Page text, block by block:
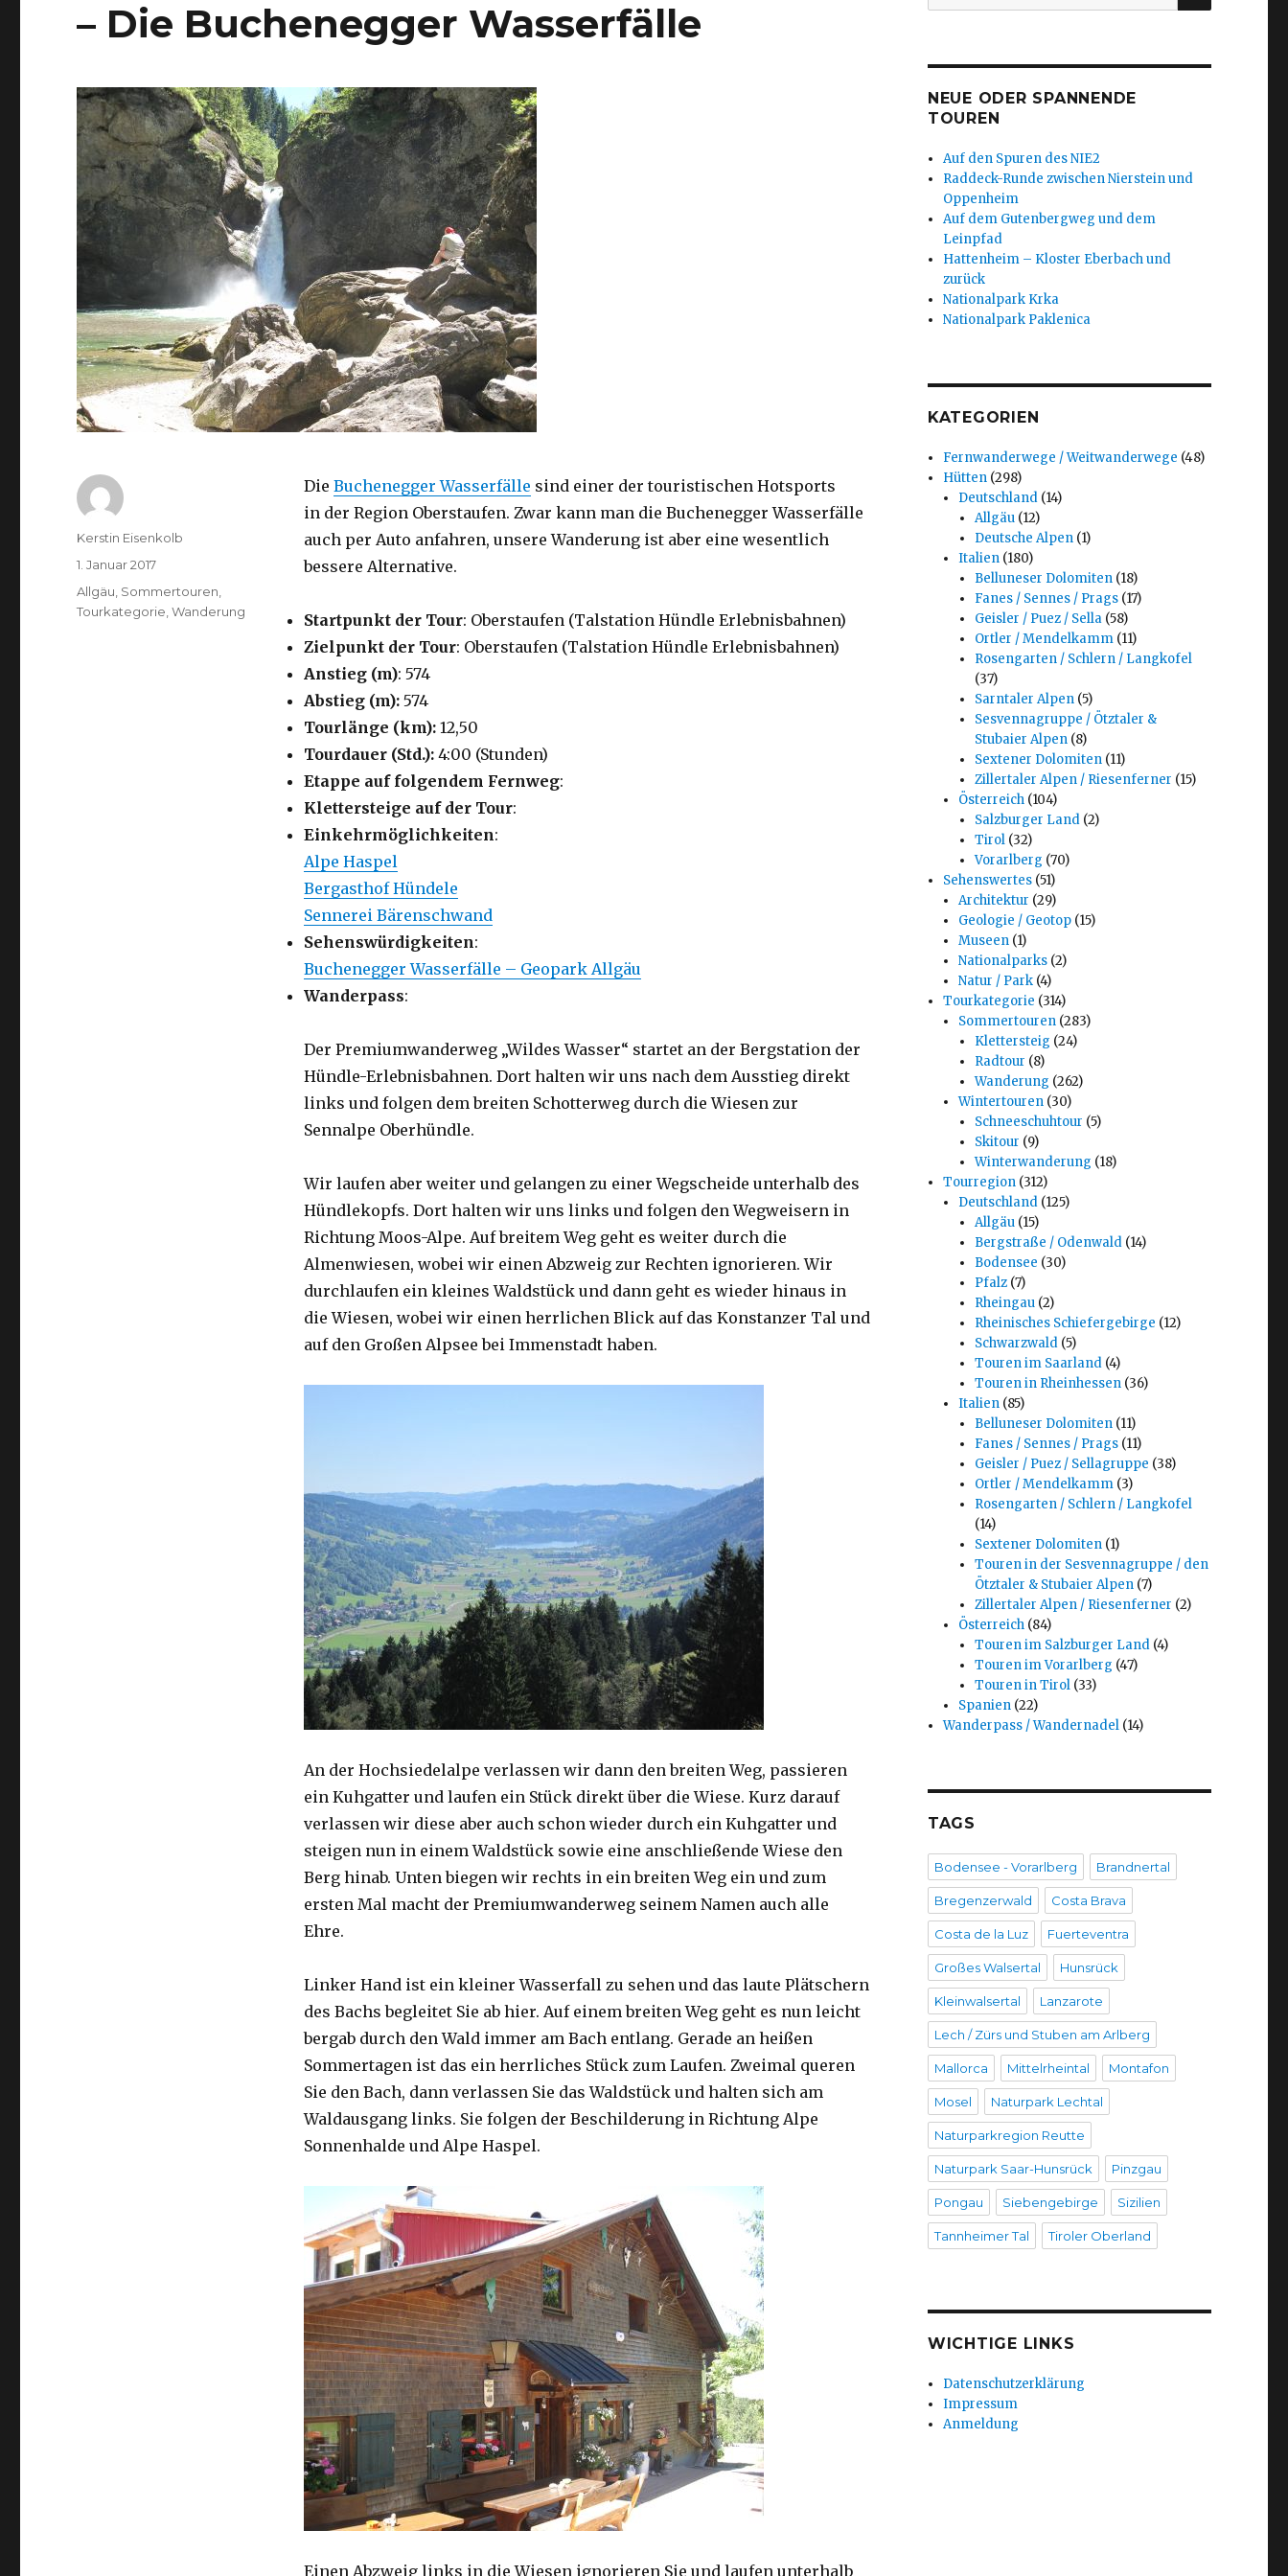
– Die Buchenegger Wasserfälle
Die Buchenegger Wasserfälle sind einer der touristischen Hotsports
in der Region Oberstaufen. Zwar kann man die Buchenegger Wasserfälle
auch per Auto anfahren, unsere Wanderung ist aber eine wesentlich
bessere Alternative.
Startpunkt der Tour: Oberstaufen (Talstation Hündle Erlebnisbahnen)
Zielpunkt der Tour: Oberstaufen (Talstation Hündle Erlebnisbahnen)
Anstieg (m): 574
Abstieg (m):574
Tourlänge (km): 12,50
Tourdauer (Std.):4:00 (Stunden)
Etappe auf folgendem Fernweg:
Klettersteige auf der Tour:
Einkehrmöglichkeiten:
Alpe Haspel
Bergasthof Hündele
Sennerei Bärenschwand
Sehenswürdigkeiten:
Buchenegger Wasserfälle – Geopark Allgäu
Wanderpass:
Der Premiumwanderweg „Wildes Wasser“ startet an der Bergstation der
Hündle-Erlebnisbahnen. Dort halten wir uns nach dem Ausstieg direkt
links und folgen dem breiten Schotterweg durch die Wiesen zur
Sennalpe Oberhündle.
Wir laufen aber weiter und gelangen zu einer Wegscheide unterhalb des
Hündlekopfs. Dort halten wir uns links und folgen den Wegweisern in
Richtung Moos-Alpe. Auf breitem Weg geht es weiter durch die
Almenwiesen, wobei wir einen Abzweig zur Rechten ignorieren. Wir
durchlaufen ein kleines Waldstück und dann geht es wieder hinaus in
die Wiesen, wobei wir einen herrlichen Blick auf das Konstanzer Tal und
auf den Großen Alpsee bei Immenstadt haben.
An der Hochsiedelalpe verlassen wir dann den breiten Weg, passieren
ein Kuhgatter und laufen ein Stück direkt über die Wiese. Kurz darauf
verlassen wir diese aber auch schon wieder durch ein Kuhgatter und
steigen nun in einem Waldstück sowie eine anschließende Wiese den
Berg hinab. Unten biegen wir rechts in ein breiten Weg ein und zum
ersten Mal macht der Premiumwanderweg seinem Namen auch alle
Ehre.
Linker Hand ist ein kleiner Wasserfall zu sehen und das laute Plätschern
des Bachs begleitet Sie ab hier. Auf einem breiten Weg geht es nun leicht
bergab durch den Wald immer am Bach entlang. Gerade an heißen
Sommertagen ist das ein herrliches Stück zum Laufen. Zweimal queren
Sie den Bach, dann verlassen Sie das Waldstück und halten sich am
Waldausgang links. Sie folgen der Beschilderung in Richtung Alpe
Sonnenhalde und Alpe Haspel.
Einen Abzweig links in die Wiesen ignorieren Sie und laufen unterhalb
Autor
Kerstin Eisenkolb
Veröffentlicht
am
1. Januar 2017
Kategorien
Allgäu Sommertouren
Tourkategorie ,Wanderung
nach:
NEUE ODER SPANNENDE
TOUREN
Auf den Spuren des NIE2
Raddeck-Runde zwischen Nierstein und
Oppenheim
Auf dem Gutenbergweg und dem
Leinpfad
Hattenheim – Kloster Eberbach und
zurück
Nationalpark Krka
Nationalpark Paklenica
KATEGORIEN
Fernwanderwege / Weitwanderwege (48)
Hütten (298)
Deutschland (14)
Allgäu(12)
Deutsche Alpen(1)
Italien (180)
Belluneser Dolomiten(18)
Fanes / Sennes / Prags(17)
Geisler / Puez / Sella(58)
Ortler / Mendelkamm(11)
Rosengarten / Schlern / Langkofel
(37)
Sarntaler Alpen(5)
Sesvennagruppe / Ötztaler &
Stubaier Alpen(8)
Sextener Dolomiten(11)
Zillertaler Alpen / Riesenferner (15)
Österreich (104)
Salzburger Land(2)
Tirol(32)
Vorarlberg (70)
Sehenswertes (51)
Architektur (29)
Geologie / Geotop (15)
Museen (1)
Nationalparks (2)
Natur / Park (4)
Tourkategorie (314)
Sommertouren (283)
Klettersteig (24)
Radtour (8)
Wanderung (262)
Wintertouren (30)
Schneeschuhtour (5)
Skitour (9)
Winterwanderung (18)
Tourregion (312)
Deutschland (125)
Allgäu(15)
Bergstraße / Odenwald(14)
Bodensee (30)
Pfalz(7)
Rheingau(2)
Rheinisches Schiefergebirge (12)
Schwarzwald(5)
Touren im Saarland(4)
Touren in Rheinhessen(36)
Italien (85)
Belluneser Dolomiten(11)
Fanes / Sennes / Prags(11)
Geisler / Puez / Sellagruppe (38)
Ortler / Mendelkamm(3)
Rosengarten / Schlern / Langkofel
(14)
Sextener Dolomiten(1)
Touren in der Sesvennagruppe / den
Ötztaler & Stubaier Alpen(7)
Zillertaler Alpen / Riesenferner (2)
Österreich (84)
Touren im Salzburger Land(4)
Touren im Vorarlberg (47)
Touren in Tirol(33)
Spanien (22)
Wanderpass / Wandernadel (14)
TAGS
Bodensee - Vorarlberg Brandnertal
Bregenzerwald Costa Brava
Costa de la Luz Fuerteventra
Großes Walsertal Hunsrück
Kleinwalsertal Lanzarote
Lech / Zürs und Stuben am Arlberg
Mallorca Mittelrheintal Montafon
Mosel Naturpark Lechtal
Naturparkregion Reutte
Naturpark Saar-Hunsrück Pinzgau
Pongau Siebengebirge Sizilien
Tannheimer Tal Tiroler Oberland
WICHTIGE LINKS
Datenschutzerklärung
Impressum
Anmeldung